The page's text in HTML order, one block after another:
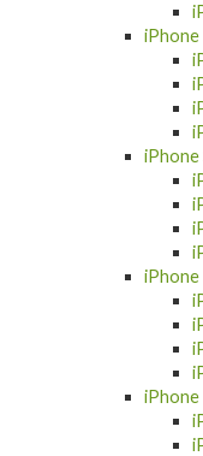
iPhone
iPhone
iPhone
iPhone